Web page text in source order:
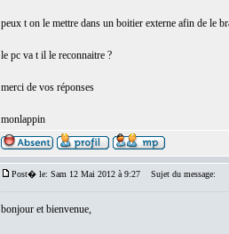
peux t on le mettre dans un boitier externe afin de le
le pc va t il le reconnaitre ?
merci de vos réponses
monlappin
Post� le: Sam 12 Mai 2012 à 9:27 Sujet du message:
bonjour et bienvenue,